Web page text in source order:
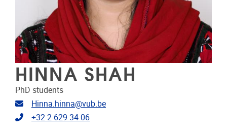
HINNA SHAH
PhD students
Email address
Hinna.hinna@vub.be
Telephone
+32 2 629 34 06